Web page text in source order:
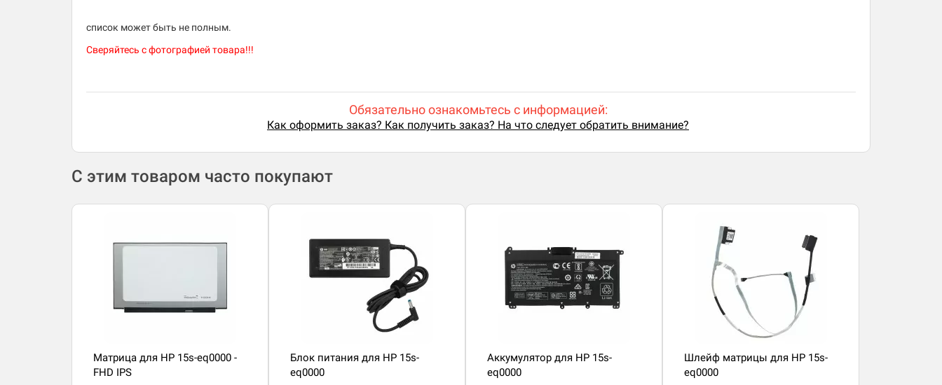
список может быть не полным.
Сверяйтесь с фотографией товара!!!
Обязательно ознакомьтесь с информацией:
Как оформить заказ? Как получить заказ? На что следует обратить внимание?
С этим товаром часто покупают
Матрица для HP 15s-eq0000 -
FHD IPS
Блок питания для HP 15s-
eq0000
Аккумулятор для HP 15s-
eq0000
Шлейф матрицы для HP 15s-
eq0000